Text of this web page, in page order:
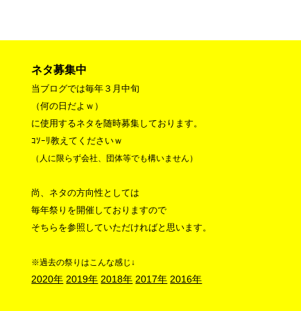
ネタ募集中
当ブログでは毎年３月中旬
（何の日だよｗ）
に使用するネタを随時募集しております。
ｺｿｰﾘ教えてくださいｗ
（人に限らず会社、団体等でも構いません）
尚、ネタの方向性としては
毎年祭りを開催しておりますので
そちらを参照していただければと思います。
※過去の祭りはこんな感じ↓
2020年 2019年 2018年 2017年 2016年